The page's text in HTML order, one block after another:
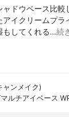
ドウベース比較
アイクリームプ
もしてくれる…続
ャンメイク)
ルチアイベース